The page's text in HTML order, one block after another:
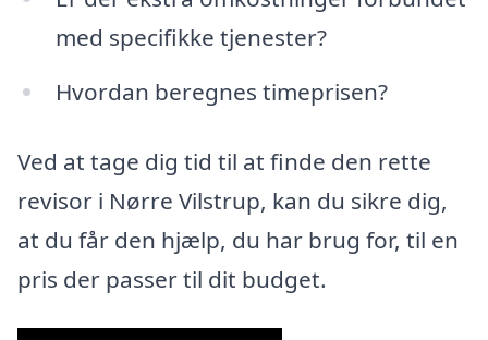
med specifikke tjenester?
Hvordan beregnes timeprisen?
Ved at tage dig tid til at finde den rette
revisor i Nørre Vilstrup, kan du sikre dig,
at du får den hjælp, du har brug for, til en
pris der passer til dit budget.